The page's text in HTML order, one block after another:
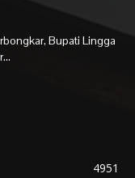
Bupati Lingga
4951